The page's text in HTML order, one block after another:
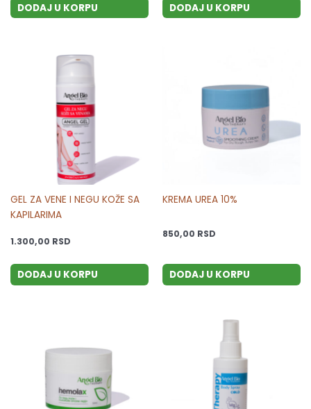
DODAJ U KORPU DODAJ U KORPU
GEL ZA VENE I NEGU KOŽE SA
KAPILARIMA
1.300,00 RSD
DODAJ U KORPU
KREMA UREA 10%
850,00 RSD
DODAJ U KORPU